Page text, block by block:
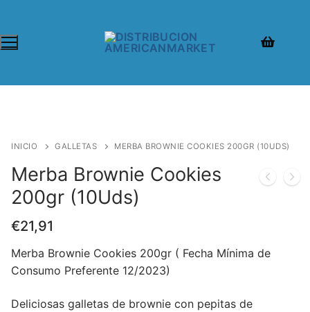
INICIO GALLETAS MERBA BROWNIE COOKIES 200GR (10UDS)
Merba Brownie Cookies
200gr (10Uds)
€21,91
Merba Brownie Cookies 200gr ( Fecha Mínima de
Consumo Preferente 12/2023)
Deliciosas galletas de brownie con pepitas de